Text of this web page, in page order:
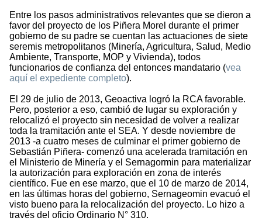
Entre los pasos administrativos relevantes que se dieron a
favor del proyecto de los Piñera Morel durante el primer
gobierno de su padre se cuentan las actuaciones de siete
seremis metropolitanos (Minería, Agricultura, Salud, Medio
Ambiente, Transporte, MOP y Vivienda), todos
funcionarios de confianza del entonces mandatario (vea
aquí el expediente completo).
El 29 de julio de 2013, Geoactiva logró la RCA favorable.
Pero, posterior a eso, cambió de lugar su exploración y
relocalizó el proyecto sin necesidad de volver a realizar
toda la tramitación ante el SEA. Y desde noviembre de
2013 -a cuatro meses de culminar el primer gobierno de
Sebastián Piñera- comenzó una acelerada tramitación en
el Ministerio de Minería y el Sernagormin para materializar
la autorización para exploración en zona de interés
científico. Fue en ese marzo, que el 10 de marzo de 2014,
en las últimas horas del gobierno, Sernageomin evacuó el
visto bueno para la relocalización del proyecto. Lo hizo a
través del oficio Ordinario N° 310.